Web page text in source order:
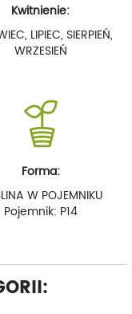
Kwitnienie:
LIPIEC, SIERPIEŃ,
WRZESIEŃ
Forma:
W POJEMNIKU
Pojemnik: P14